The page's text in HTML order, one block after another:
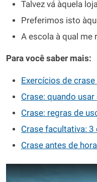
Talvez vá àquela
Preferimos isto
A escola à qual me
Para você saber mais:
Exercícios de
Crase: quando
Crase: regras de
Crase facultativa:
Crase antes de